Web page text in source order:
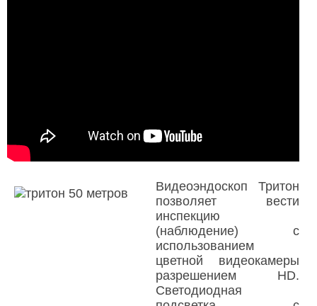
Видеоэндоскоп Тритон
позволяет вести
инспекцию
(наблюдение) с
использованием
цветной видеокамеры
разрешением HD.
Светодиодная